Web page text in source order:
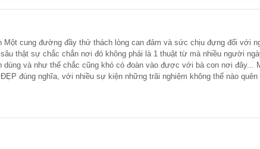
cung đường đầy thử thách lòng can đảm và sức chịu đựng đối với
thật sự chắc chắn nơi đó không phải là 1 thuật từ mà nhiều người
dùng và như thế chắc cũng khó có đoàn vào được với bà con nơi đây...
đúng nghĩa, với nhiều sự kiện những trãi nghiệm không thể nào quên